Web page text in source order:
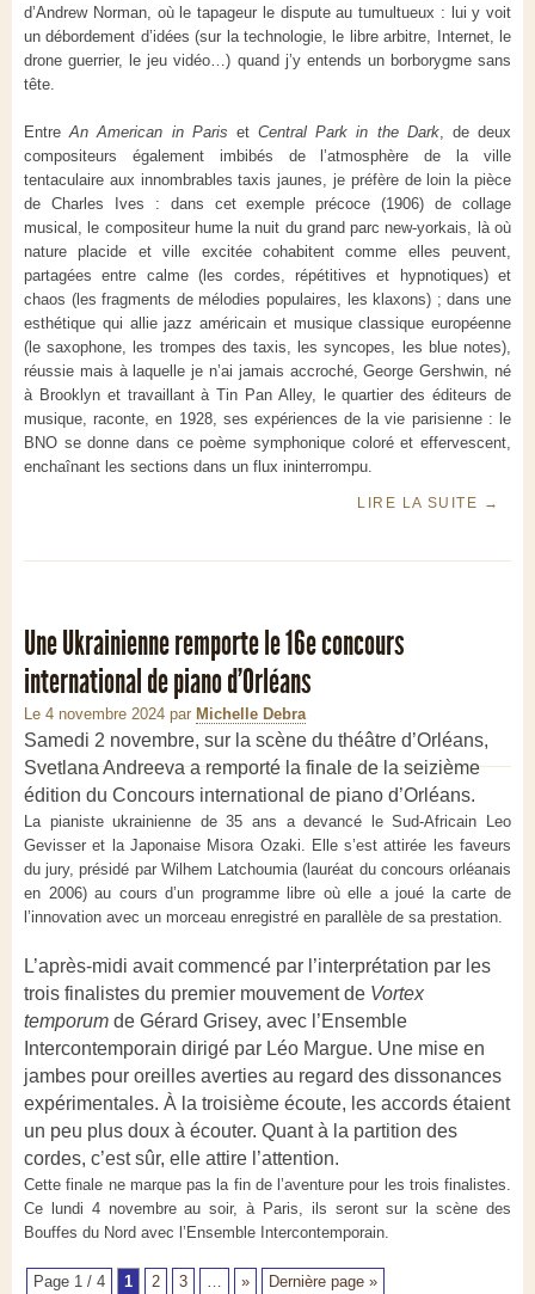
d’Andrew Norman, où le tapageur le dispute au tumultueux : lui y voit
un débordement d’idées (sur la technologie, le libre arbitre, Internet, le
drone guerrier, le jeu vidéo…) quand j’y entends un borborygme sans
tête.
EntreAn American in Paris etCentral Park in the Dark, de deux
compositeurs également imbibés de l’atmosphère de la ville
tentaculaire aux innombrables taxis jaunes, je préfère de loin la pièce
de Charles Ives : dans cet exemple précoce (1906) de collage
musical, le compositeur hume la nuit du grand parc new-yorkais, là où
nature placide et ville excitée cohabitent comme elles peuvent,
partagées entre calme (les cordes, répétitives et hypnotiques) et
chaos (les fragments de mélodies populaires, les klaxons) ; dans une
esthétique qui allie jazz américain et musique classique européenne
(le saxophone, les trompes des taxis, les syncopes, les blue notes),
réussie mais à laquelle je n’ai jamais accroché, George Gershwin, né
à Brooklyn et travaillant à Tin Pan Alley, le quartier des éditeurs de
musique, raconte, en 1928, ses expériences de la vie parisienne : le
BNO se donne dans ce poème symphonique coloré et effervescent,
enchaînant les sections dans un flux ininterrompu.
LIRE LA SUITE →
Une Ukrainienne remporte le 16e concours
international de piano d'Orléans
Le 4 novembre 2024 par Michelle Debra
Samedi 2 novembre, sur la scène du théâtre d’Orléans,
Svetlana Andreeva a remporté la finale de la seizième
édition du Concours international de piano d’Orléans.
La pianiste ukrainienne de 35 ans a devancé le Sud-Africain Leo
Gevisser et la Japonaise Misora Ozaki. Elle s’est attirée les faveurs
du jury, présidé par Wilhem Latchoumia (lauréat du concours orléanais
en 2006) au cours d’un programme libre où elle a joué la carte de
l’innovation avec un morceau enregistré en parallèle de sa prestation.
L’après-midi avait commencé par l’interprétation par les
trois finalistes du premier mouvement de Vortex
temporum de Gérard Grisey, avec l’Ensemble
Intercontemporain dirigé par Léo Margue. Une mise en
jambes pour oreilles averties au regard des dissonances
expérimentales. À la troisième écoute, les accords étaient
un peu plus doux à écouter. Quant à la partition des
cordes, c’est sûr, elle attire l’attention.
Cette finale ne marque pas la fin de l’aventure pour les trois finalistes.
Ce lundi 4 novembre au soir, à Paris, ils seront sur la scène des
Bouffes du Nord avec l’Ensemble Intercontemporain.
Page 1 / 4 1 2 3 … » Dernière page »